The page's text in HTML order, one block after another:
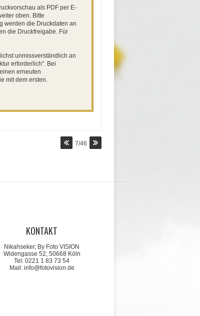
als PDF per E-
oben. Bitte
werden die Druckdaten an
die Druckfreigabe. Für
unmissverständlich an
erforderlich". Bei
erneuten
mit dem ersten.
7/46
KONTAKT
Nikahseker, By Foto VISION
Widengasse 52, 50668 Köln
Tel: 0221 1 83 73 54
Mail: info@fotovision.de